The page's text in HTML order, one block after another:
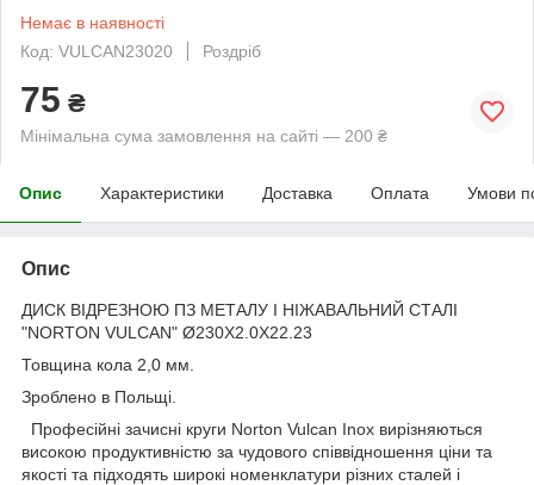
Немає в наявності
Код: VULCAN23020
Роздріб
75 ₴
Мінімальна сума замовлення на сайті — 200 ₴
Опис Характеристики Доставка Оплата Умови
Опис
ДИСК ВІДРЕЗНОЮ ПЗ МЕТАЛУ І НІЖАВАЛЬНИЙ СТАЛІ
"NORTON VULCAN" Ø230Х2.0X22.23
Товщина кола 2,0 мм.
Зроблено в Польщі.
Професійні зачисні круги Norton Vulcan Inox вирізняються
високою продуктивністю за чудового співвідношення ціни та
якості та підходять широкі номенклатури різних сталей і